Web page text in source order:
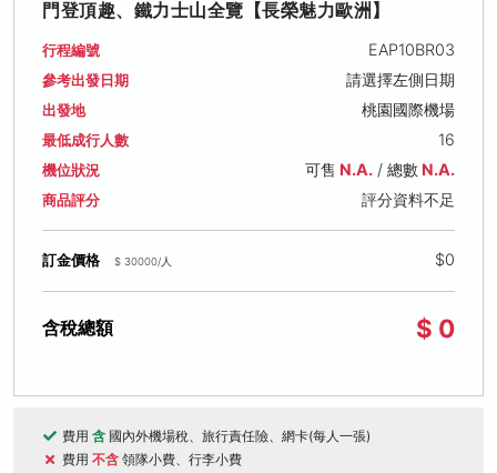
門登頂趣、鐵力士山全覽【長榮魅力歐洲】
行程編號 EAP10BR03
參考出發日期 請選擇左側日期
出發地 桃園國際機場
最低成行人數 16
機位狀況 可售 N.A./ 總數N.A.
商品評分 評分資料不足
訂金價格 $ 30000/人 $0
含稅總額 $ 0
費用 含 國內外機場稅、旅行責任險、網卡(每人一張)
費用 不含 領隊小費、行李小費